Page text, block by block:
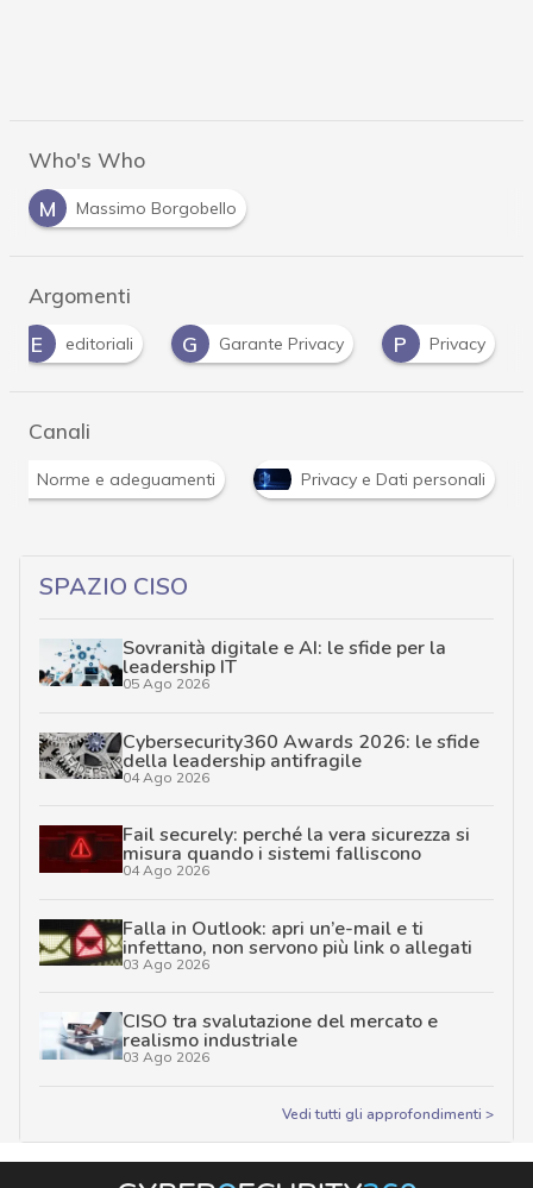
Who's Who
M
Massimo Borgobello
Argomenti
E
editoriali G Garante Privacy P Privacy
Canali
Norme e adeguamenti Privacy e Dati personali
SPAZIO CISO
Sovranità digitale e AI: le sfide per la
leadership IT
05 Ago 2026
Cybersecurity360 Awards 2026: le sfide
della leadership antifragile
04 Ago 2026
Fail securely: perché la vera sicurezza si
misura quando i sistemi falliscono
04 Ago 2026
Falla in Outlook: apri un’e-mail e ti
infettano, non servono più link o allegati
03 Ago 2026
CISO tra svalutazione del mercato e
realismo industriale
03 Ago 2026
Vedi tutti gli approfondimenti >